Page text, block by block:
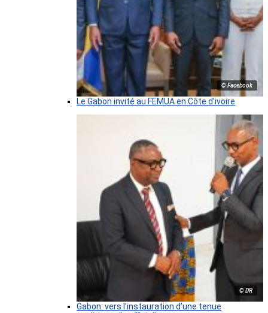
© Facebook
Le Gabon invité au FEMUA en Côte d’ivoire
© DR
Gabon: vers l’instauration d’une tenue